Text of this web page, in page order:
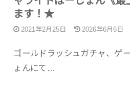
ます！★
2021年2月25日 2026年6月6日
ゴールドラッシュガチャ、ゲ
ょんにて…